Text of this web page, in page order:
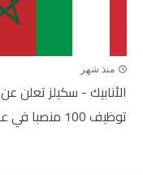
منذ شهر
الأنابيك - سكيلز تعلن عن
توظيف 100 منصبا في عدة...